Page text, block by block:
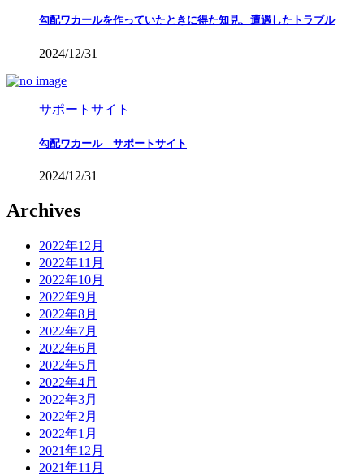
勾配ワカールを作っていたときに得た知見、遭遇したトラブル
2024/12/31
サポートサイト
勾配ワカール サポートサイト
2024/12/31
Archives
2022年12月
2022年11月
2022年10月
2022年9月
2022年8月
2022年7月
2022年6月
2022年5月
2022年4月
2022年3月
2022年2月
2022年1月
2021年12月
2021年11月